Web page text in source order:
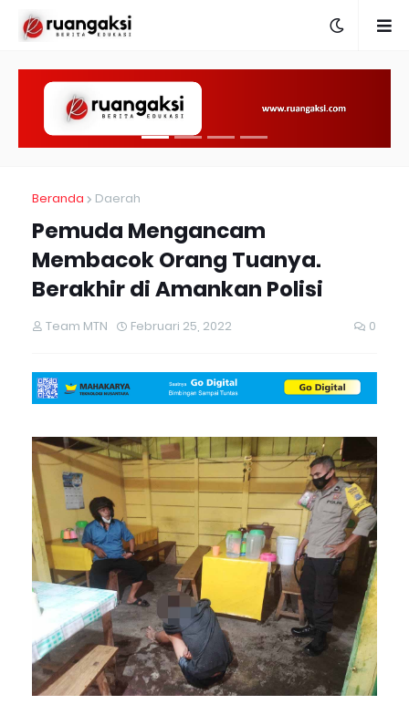
Beranda Daerah
Pemuda Mengancam
Membacok Orang Tuanya.
Berakhir di Amankan Polisi
Team MTN Februari 25, 2022 0